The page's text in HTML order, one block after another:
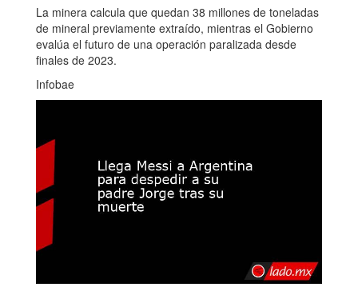
La minera calcula que quedan 38 millones de toneladas
de mineral previamente extraído, mientras el Gobierno
evalúa el futuro de una operación paralizada desde
finales de 2023.
Infobae